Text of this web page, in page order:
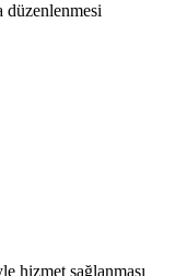
düzenlenmesi
hizmet sağlanması